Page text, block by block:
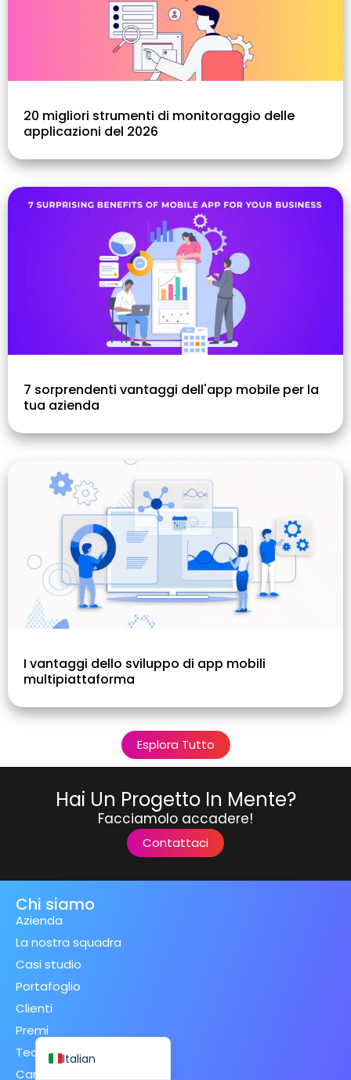
20 migliori strumenti di monitoraggio delle
applicazioni del 2026
7 sorprendenti vantaggi dell'app mobile per la
tua azienda
I vantaggi dello sviluppo di app mobili
multipiattaforma
Esplora Tutto
Hai Un Progetto In Mente?
Facciamolo accadere!
Contattaci
Chi siamo
Azienda
La nostra squadra
Casi studio
Portafoglio
Clienti
Premi
Tecnologie
Carriere
Italian
French
German
Dutch
Swedish
Spanish (Spain)